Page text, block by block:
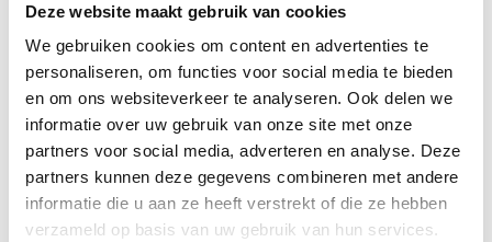
Deze website maakt gebruik van cookies
We gebruiken cookies om content en advertenties te
personaliseren, om functies voor social media te bieden
en om ons websiteverkeer te analyseren. Ook delen we
informatie over uw gebruik van onze site met onze
partners voor social media, adverteren en analyse. Deze
partners kunnen deze gegevens combineren met andere
informatie die u aan ze heeft verstrekt of die ze hebben
verzameld op basis van uw gebruik van hun services.
appartementen in de VvE’s isolatiesubsidie
ontvangen. Dit is maximaal € 1.250 per
appartement. Om subsidie te kunnen ontvangen
heeft het appartement een:
WOZ-waarde tot € 477.000 in 2022.
Is onderdeel van een VvE
Wordt bewoond door de eigenaar-bewoner